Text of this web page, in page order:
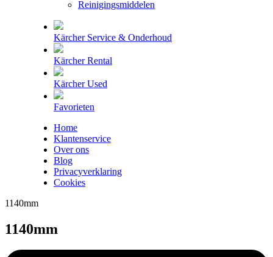
Reinigingsmiddelen
Kärcher Service & Onderhoud
Kärcher Rental
Kärcher Used
Favorieten
Home
Klantenservice
Over ons
Blog
Privacyverklaring
Cookies
1140mm
1140mm